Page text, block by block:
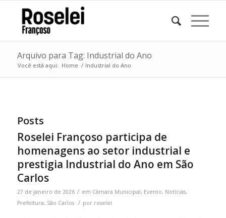
Arquivo para Tag: Industrial do Ano
Você está aqui: Home / Industrial do Ano
Posts
Roselei Françoso participa de
homenagens ao setor industrial e
prestigia Industrial do Ano em São
Carlos
27 de janeiro de 2026 / em Câmara Municipal, Evento, Notícias,
Prefeitura, São Carlos / por roselei